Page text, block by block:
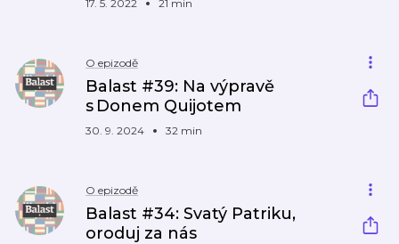
17. 5. 2022 21 min
O epizodě
Balast #39: Na výpravě
s Donem Quijotem
30. 9. 2024 32 min
O epizodě
Balast #34: Svatý Patriku,
oroduj za nás